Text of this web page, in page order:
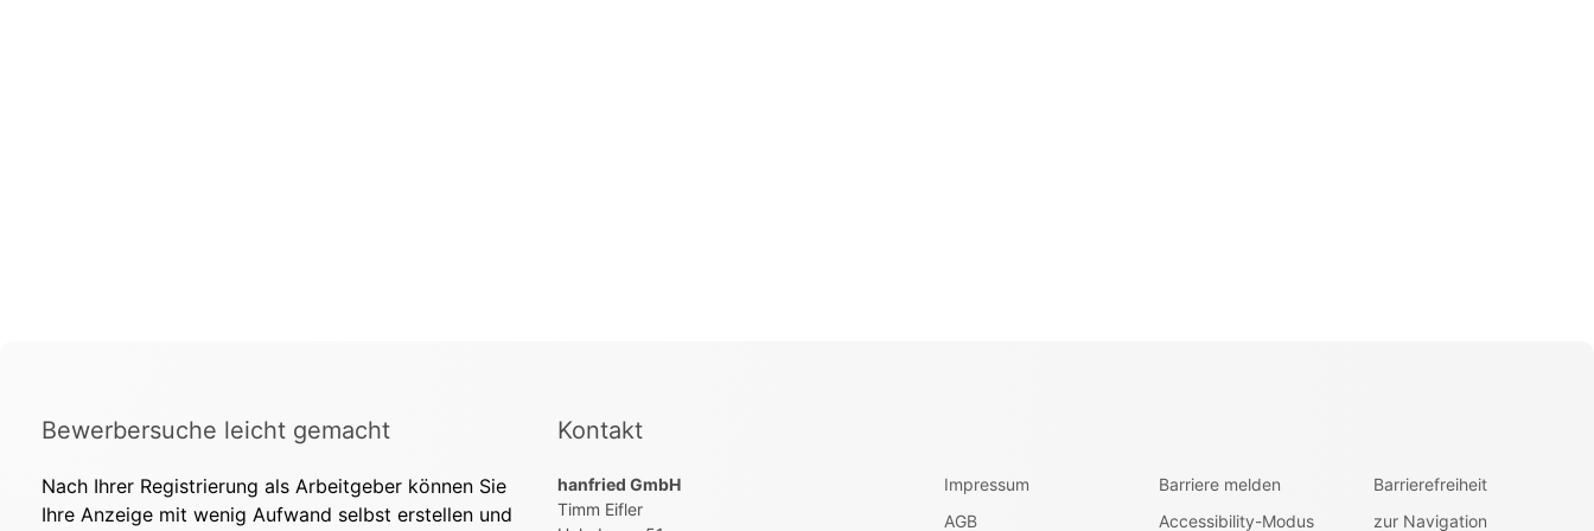
Bewerbersuche leicht gemacht
Nach Ihrer Registrierung als Arbeitgeber können Sie
Ihre Anzeige mit wenig Aufwand selbst erstellen und
Kontakt
hanfried GmbH
Timm Eifler
Impressum
AGB
Barriere melden
Accessibility-Modus
Barrierefreiheit
zur Navigation